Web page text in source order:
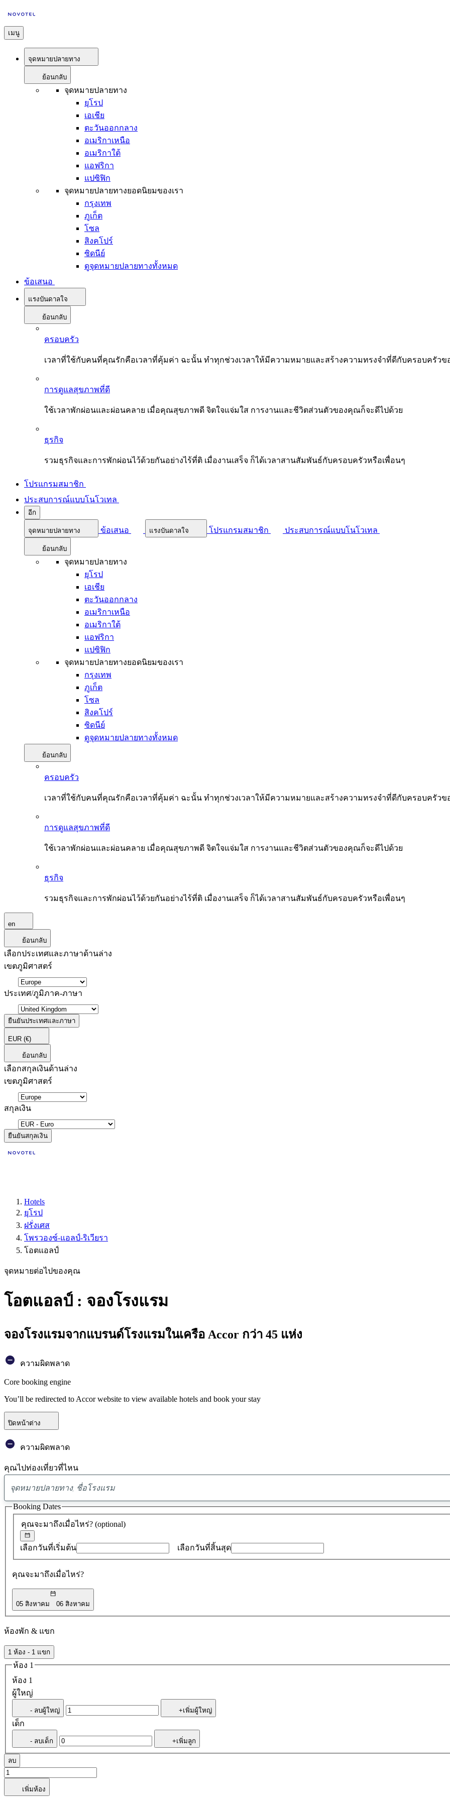
เมนู
จุดหมายปลายทาง
ย้อนกลับ
จุดหมายปลายทาง
ยุโรป
เอเชีย
ตะวันออกกลาง
อเมริกาเหนือ
อเมริกาใต้
แอฟริกา
แปซิฟิก
จุดหมายปลายทางยอดนิยมของเรา
กรุงเทพ
ภูเก็ต
โซล
สิงคโปร์
ซิดนีย์
ดูจุดหมายปลายทางทั้งหมด
ข้อเสนอ
แรงบันดาลใจ
ย้อนกลับ
ครอบครัว
เวลาที่ใช้กับคนที่คุณรักคือเวลาที่คุ้มค่า ฉะนั้น ทำทุกช่วงเวลาให้มีความหมายและสร้างความทรงจำที่ดีกับครอบครัว
การดูแลสุขภาพที่ดี
ใช้เวลาพักผ่อนและผ่อนคลาย เมื่อคุณสุขภาพดี จิตใจแจ่มใส การงานและชีวิตส่วนตัวของคุณก็จะดีไปด้วย
ธุรกิจ
รวมธุรกิจและการพักผ่อนไว้ด้วยกันอย่างไร้ที่ติ เมื่องานเสร็จ ก็ได้เวลาสานสัมพันธ์กับครอบครัวหรือเพื่อนๆ
โปรแกรมสมาชิก
ประสบการณ์แบบโนโวเทล
อีก
จุดหมายปลายทาง ข้อเสนอ แรงบันดาลใจ โปรแกรมสมาชิก ประสบการณ์แบบโนโวเทล
ย้อนกลับ
จุดหมายปลายทาง
ยุโรป
เอเชีย
ตะวันออกกลาง
อเมริกาเหนือ
อเมริกาใต้
แอฟริกา
แปซิฟิก
จุดหมายปลายทางยอดนิยมของเรา
กรุงเทพ
ภูเก็ต
โซล
สิงคโปร์
ซิดนีย์
ดูจุดหมายปลายทางทั้งหมด
ย้อนกลับ
ครอบครัว
เวลาที่ใช้กับคนที่คุณรักคือเวลาที่คุ้มค่า ฉะนั้น ทำทุกช่วงเวลาให้มีความหมายและสร้างความทรงจำที่ดีกับครอบครัว
การดูแลสุขภาพที่ดี
ใช้เวลาพักผ่อนและผ่อนคลาย เมื่อคุณสุขภาพดี จิตใจแจ่มใส การงานและชีวิตส่วนตัวของคุณก็จะดีไปด้วย
ธุรกิจ
รวมธุรกิจและการพักผ่อนไว้ด้วยกันอย่างไร้ที่ติ เมื่องานเสร็จ ก็ได้เวลาสานสัมพันธ์กับครอบครัวหรือเพื่อนๆ
en
ย้อนกลับ
เลือกประเทศและภาษาด้านล่าง
เขตภูมิศาสตร์
ประเทศ/ภูมิภาค-ภาษา
ยืนยันประเทศและภาษา
EUR (€)
ย้อนกลับ
เลือกสกุลเงินด้านล่าง
เขตภูมิศาสตร์
สกุลเงิน
ยืนยันสกุลเงิน
Hotels
ยุโรป
ฝรั่งเศส
โพรวองซ์-แอลป์-ริเวียรา
โอตแอลป์
จุดหมายต่อไปของคุณ
โอตแอลป์ : จองโรงแรม
จองโรงแรมจากแบรนด์โรงแรมในเครือ Accor กว่า 45 แห่ง
ความผิดพลาด
Core booking engine
You’ll be redirected to Accor website to view available hotels and book your stay
ปิดหน้าต่าง
ความผิดพลาด
คุณไปท่องเที่ยวที่ไหน
ข้อ
เสนอ
คุณจะมาถึงเมื่อไหร่? (optional)
เลือกวันที่เริ่มต้น เลือกวันที่สิ้นสุด
คุณจะมาถึงเมื่อไหร่?
05 สิงหาคม 06 สิงหาคม
Booking Dates
ห้องพัก & แขก
1 ห้อง - 1 แขก
ห้อง 1
ห้อง 1
ผู้ใหญ่
- ลบผู้ใหญ่ +เพิ่มผู้ใหญ่
เด็ก
- ลบเด็ก +เพิ่มลูก
ลบ
เพิ่มห้อง